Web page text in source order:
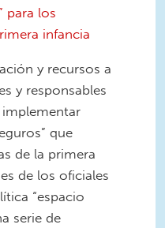
para los
infancia
y recursos a
y responsables
que
de la primera
de los oficiales
“espacio
serie de